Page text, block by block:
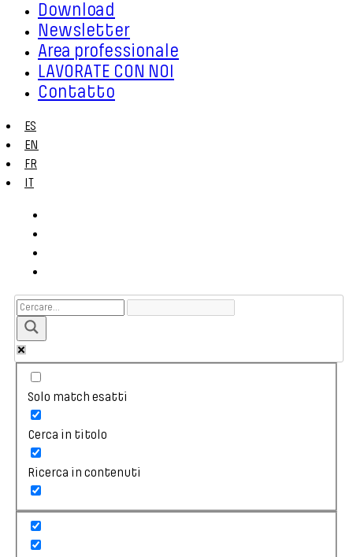
Download
Newsletter
Area professionale
LAVORATE CON NOI
Contatto
ES
EN
FR
IT
Solo match esatti
Cerca in titolo
Ricerca in contenuti